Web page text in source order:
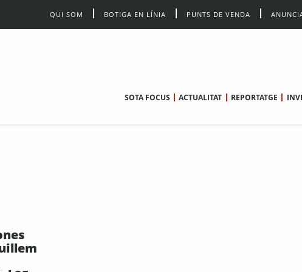
QUI SOM BOTIGA EN LÍNIA PUNTS DE VENDA
SOTA FOCUS ACTUALITAT REPORTATGE